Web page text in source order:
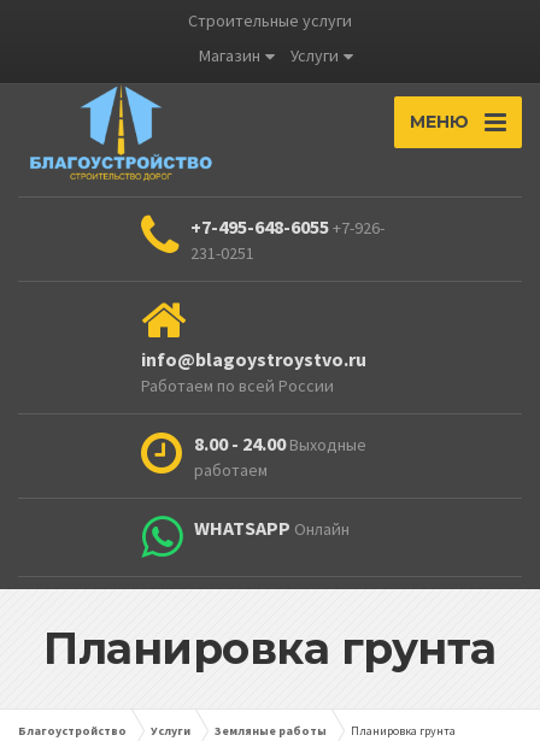
Строительные услуги
Магазин
Услуги
МЕНЮ
+7-495-648-6055+7-926-
231-0251
info@blagoystroystvo.ru
Работаем по всей России
8.00 - 24.00 Выходные
работаем
WHATSAPP Онлайн
Планировка грунта
Благоустройство Услуги Земляные работы Планировка грунта